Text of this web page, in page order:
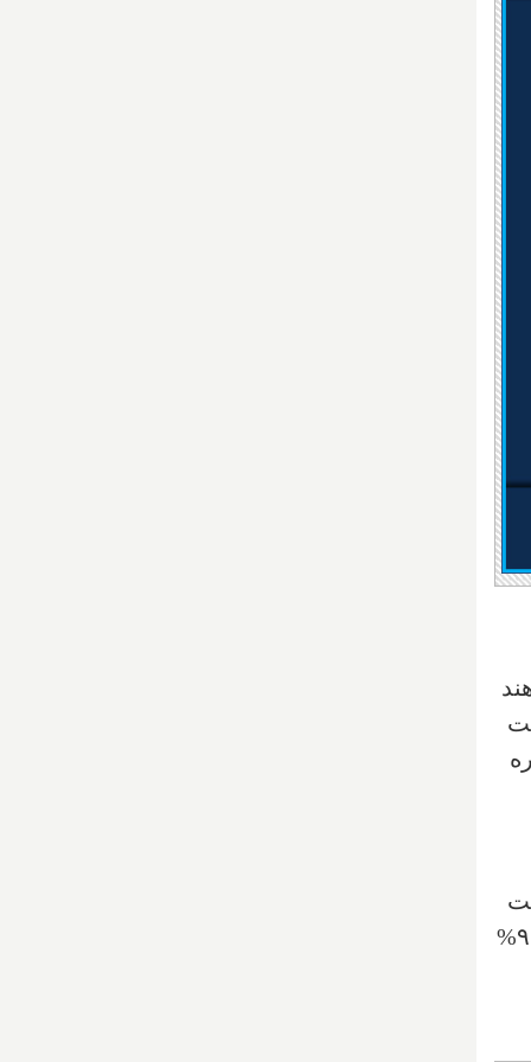
داد. کانادایی‌ها همچنان با تورم بالا در فروشگاه‌های مواد غذایی مواجه هستند و قیمت‌ها سالانه ۹.۱%